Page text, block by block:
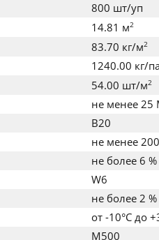
800 шт/уп
14.81 м2
83.70 кг/м2
1240.00 кг/
54.00 шт/м2
не менее
B20
не менее
не более 6 %
W6
не более 2 %
от -10°C до
M500